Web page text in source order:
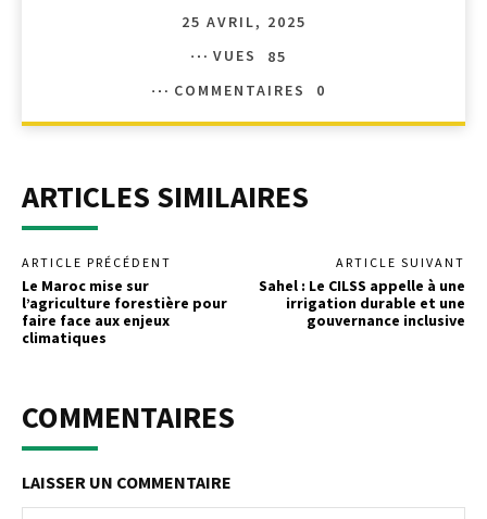
25 AVRIL, 2025
VUES
85
COMMENTAIRES
0
ARTICLES SIMILAIRES
ARTICLE PRÉCÉDENT
Le Maroc mise sur
l’agriculture forestière pour
faire face aux enjeux
climatiques
ARTICLE SUIVANT
Sahel : Le CILSS appelle à une
irrigation durable et une
gouvernance inclusive
COMMENTAIRES
LAISSER UN COMMENTAIRE